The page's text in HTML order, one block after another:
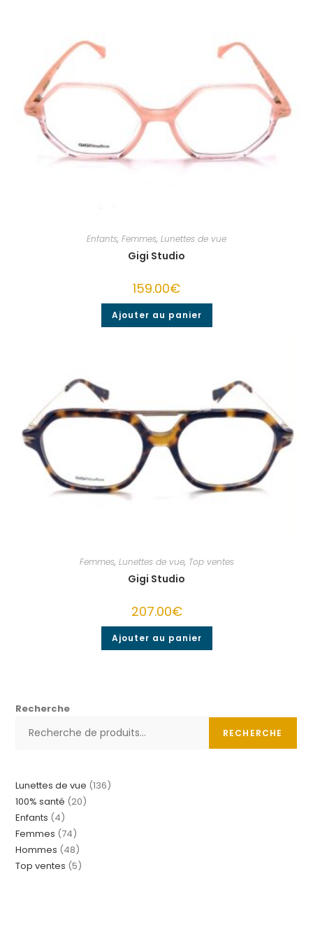
Enfants, Femmes, Lunettes de vue
Gigi Studio
159.00€
Ajouter au panier
Femmes, Lunettes de vue, Top ventes
Gigi Studio
207.00€
Ajouter au panier
Recherche
RECHERCHE
Lunettes de vue 136
100% santé 20
Enfants 4
Femmes 74
Hommes 48
Top ventes 5